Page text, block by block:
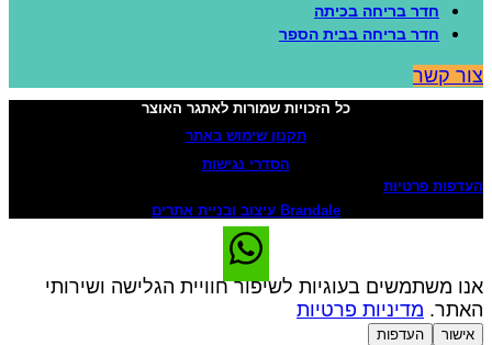
חדר בריחה בכיתה
חדר בריחה בבית הספר
קשר
כל הזכויות שמורות לאתגר האוצר
תקנון שימוש באתר
הסדרי נגישות
פרטיות
Brandale עיצוב ובניית אתרים
משתמשים בעוגיות לשיפור חוויית הגלישה ושירותי
מדיניות פרטיות
אישור העדפות